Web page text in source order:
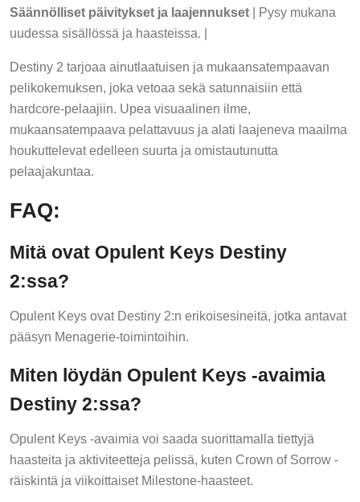
Säännölliset päivitykset ja laajennukset | Pysy mukana
uudessa sisällössä ja haasteissa. |
Destiny 2 tarjoaa ainutlaatuisen ja mukaansatempaavan
pelikokemuksen, joka vetoaa sekä satunnaisiin että
hardcore-pelaajiin. Upea visuaalinen ilme,
mukaansatempaava pelattavuus ja alati laajeneva maailma
houkuttelevat edelleen suurta ja omistautunutta
pelaajakuntaa.
FAQ:
Mitä ovat Opulent Keys Destiny
2:ssa?
Opulent Keys ovat Destiny 2:n erikoisesineitä, jotka antavat
pääsyn Menagerie-toimintoihin.
Miten löydän Opulent Keys -avaimia
Destiny 2:ssa?
Opulent Keys -avaimia voi saada suorittamalla tiettyjä
haasteita ja aktiviteetteja pelissä, kuten Crown of Sorrow -
räiskintä ja viikoittaiset Milestone-haasteet.